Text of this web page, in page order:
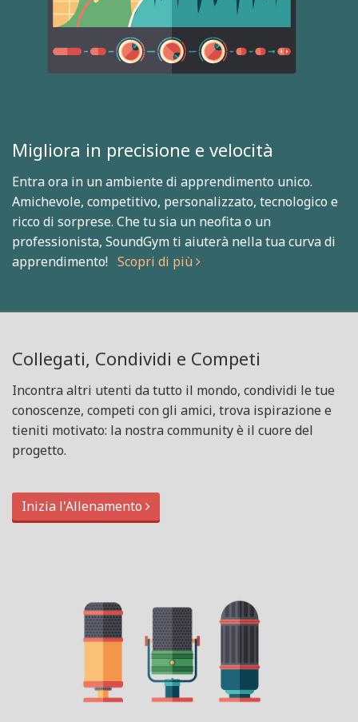
Migliora in precisione e velocità
Entra ora in un ambiente di apprendimento unico.
Amichevole, competitivo, personalizzato, tecnologico e
ricco di sorprese. Che tu sia un neofita o un
professionista, SoundGym ti aiuterà nella tua curva di
apprendimento! Scopri di più
Collegati, Condividi e Competi
Incontra altri utenti da tutto il mondo, condividi le tue
conoscenze, competi con gli amici, trova ispirazione e
tieniti motivato: la nostra community è il cuore del
progetto.
Inizia l'Allenamento